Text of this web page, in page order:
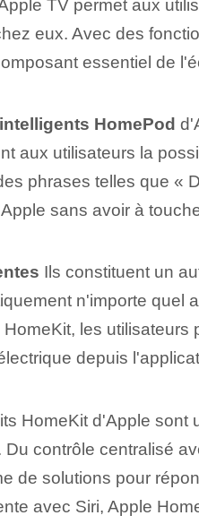
TV permet aux
eux. Avec des
essentiel de
HomePod
aux utilisateurs la
phrases telles que «
sans avoir à
Ils constituent un
n'importe quel
les utilisateurs
depuis
HomeKit d'Apple
Du contrôle centralisé
de solutions pour
avec Siri, Apple